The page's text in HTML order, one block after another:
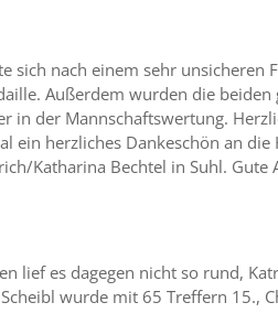
sich nach einem sehr unsicheren
Außerdem wurden die
in der Mannschaftswertung.
ein herzliches Dankeschön an
Katharina Bechtel in Suhl. Gute
lief es dagegen nicht so rund,
Scheibl wurde mit 65 Treffern 15.,